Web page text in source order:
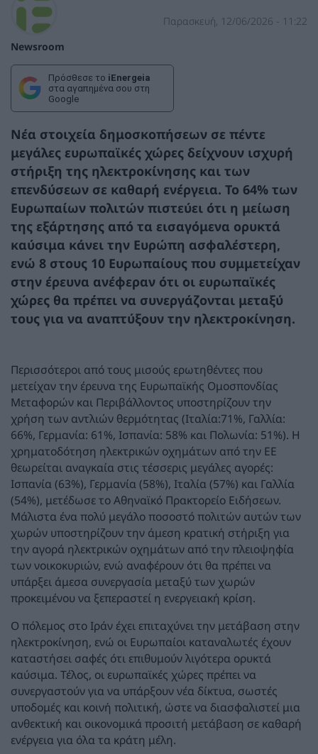
Newsroom
Παρασκευή, 12/06/2026 - 11:22
Πρόσθεσε το iEnergeia
στα αγαπημένα σου στη
Google
Νέα στοιχεία δημοσκοπήσεων σε πέντε
μεγάλες ευρωπαϊκές χώρες δείχνουν ισχυρή
στήριξη της ηλεκτροκίνησης και των
επενδύσεων σε καθαρή ενέργεια. Το 64% των
Ευρωπαίων πολιτών πιστεύει ότι η μείωση
της εξάρτησης από τα εισαγόμενα ορυκτά
καύσιμα κάνει την Ευρώπη ασφαλέστερη,
ενώ 8 στους 10 Ευρωπαίους που συμμετείχαν
στην έρευνα ανέφεραν ότι οι ευρωπαϊκές
χώρες θα πρέπει να συνεργάζονται μεταξύ
τους για να αναπτύξουν την ηλεκτροκίνηση.
Περισσότεροι από τους μισούς ερωτηθέντες που
μετείχαν την έρευνα της Ευρωπαϊκής Ομοσπονδίας
Μεταφορών και Περιβάλλοντος υποστηρίζουν την
χρήση των αντλιών θερμότητας (Ιταλία:71%, Γαλλία:
66%, Γερμανία: 61%, Ισπανία: 58% και Πολωνία: 51%). Η
χρηματοδότηση ηλεκτρικών οχημάτων από την ΕΕ
θεωρείται αναγκαία στις τέσσερις μεγάλες αγορές:
Ισπανία (63%), Γερμανία (58%), Ιταλία (57%) και Γαλλία
(54%), μετέδωσε το Αθηναϊκό Πρακτορείο Ειδήσεων.
Μάλιστα ένα πολύ μεγάλο ποσοστό πολιτών αυτών των
χωρών υποστηρίζουν την άμεση κρατική στήριξη για
την αγορά ηλεκτρικών οχημάτων από την πλειοψηφία
των νοικοκυριών, ενώ αναφέρουν ότι θα πρέπει να
υπάρξει άμεσα συνεργασία μεταξύ των χωρών
προκειμένου να ξεπεραστεί η ενεργειακή κρίση.
Ο πόλεμος στο Ιράν έχει επιταχύνει την μετάβαση στην
ηλεκτροκίνηση, ενώ οι Ευρωπαίοι καταναλωτές έχουν
καταστήσει σαφές ότι επιθυμούν λιγότερα ορυκτά
καύσιμα. Τέλος, οι ευρωπαϊκές χώρες πρέπει να
συνεργαστούν για να υπάρξουν νέα δίκτυα, σωστές
υποδομές και κοινή πολιτική, ώστε να διασφαλιστεί μια
ανθεκτική και οικονομικά προσιτή μετάβαση σε καθαρή
ενέργεια για όλα τα κράτη μέλη.